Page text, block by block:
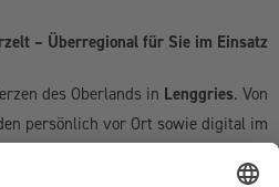
– Überregional für Sie im Einsatz
des Oberlands in Lenggries. Von
persönlich vor Ort sowie digital im